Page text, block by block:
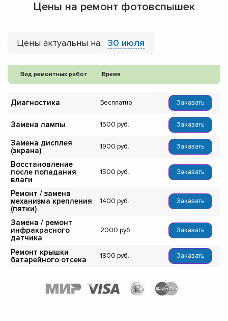
Цены на ремонт фотовспышек
Цены актуальны на: 30 июля
Вид ремонтных работ Время
Диагностика Бесплатно Заказать
Замена лампы 1500 Заказать
Замена дисплея
(экрана)
1900 Заказать
Восстановление
после попадания
влаги
1500 Заказать
Ремонт / замена
механизма крепления
(пятки)
1400 Заказать
Замена / ремонт
инфракрасного
датчика
2000 Заказать
Ремонт крышки
батарейного отсека
1800 Заказать